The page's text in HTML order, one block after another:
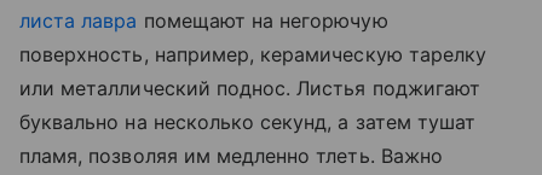
листа лавра помещают на негорючую
поверхность, например, керамическую тарелку
или металлический поднос. Листья поджигают
буквально на несколько секунд, а затем тушат
пламя, позволяя им медленно тлеть. Важно